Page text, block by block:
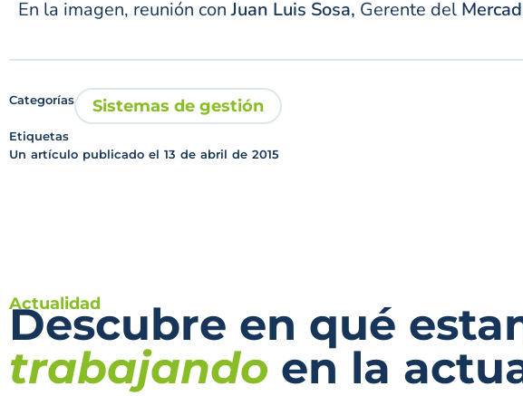
En la imagen, reunión conJuan Luis Sosa, Gerente del
Categorías Sistemas de gestión
Etiquetas
Un artículo publicado el 13 de abril de 2015
Actualidad
Descubre en qué
trabajando en la